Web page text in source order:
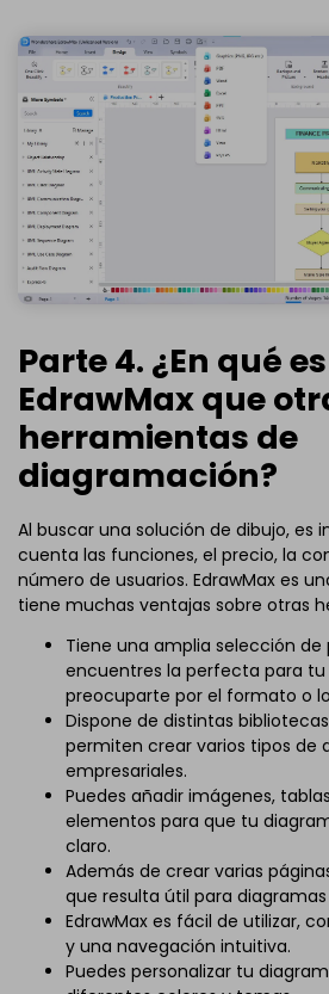
Parte 4. ¿En qué
EdrawMax que
herramientas de
diagramación?
Al buscar una solución de dibujo, es
cuenta las funciones, el precio, la
número de usuarios. EdrawMax es
tiene muchas ventajas sobre otras
Tiene una amplia selección de
encuentres la perfecta para
preocuparte por el formato o
Dispone de distintas
permiten crear varios tipos de
empresariales.
Puedes añadir imágenes,
elementos para que tu
claro.
Además de crear varias
que resulta útil para
EdrawMax es fácil de utilizar,
y una navegación intuitiva.
Puedes personalizar tu